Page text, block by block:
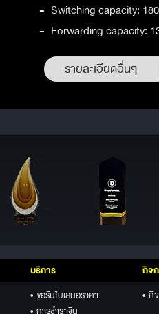
- Switching capacity:
- Forwarding capacity:
รายละเอียดอื่นๆ
บริการ
• ขอรับใบเสนอราคา
กิจ
• กิ